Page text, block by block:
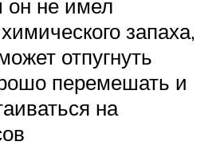
он не имел
запаха,
отпугнуть
перемешать и
на